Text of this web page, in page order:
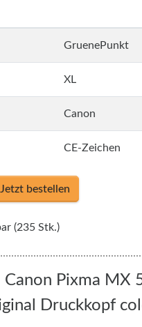
GruenePunkt
XL
Canon
CE-Zeichen
Jetzt bestellen
(235 Stk.)
Pixma MX
Druckkopf